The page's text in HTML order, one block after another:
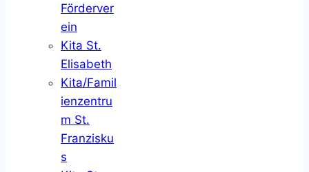
Förderver
ein
Kita St.
Elisabeth
Kita/Famil
ienzentru
m St.
Franzisku
s